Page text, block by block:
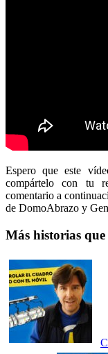
Espero que este
compártelo con tu
comentario a
de DomoAbrazo y
Más historias